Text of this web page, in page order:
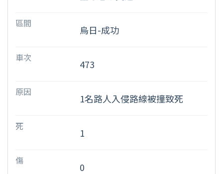
區間
烏日-成功
車次
473
原因
1名路人入侵路線被撞致死
死
1
傷
0